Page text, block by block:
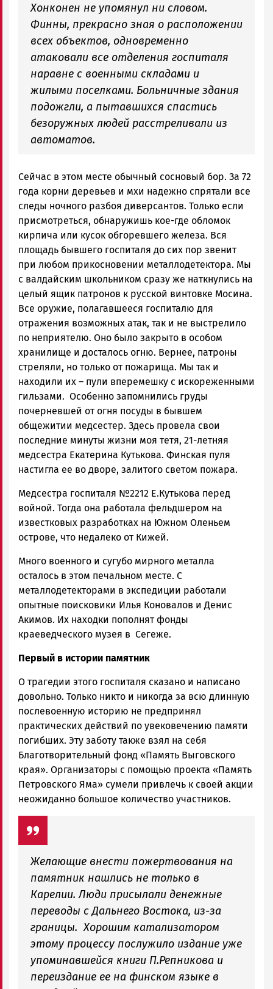
Хонконен не упомянул ни словом.
Финны, прекрасно зная о расположении
всех объектов, одновременно
атаковали все отделения госпиталя
наравне с военными складами и
жилыми поселками. Больничные здания
подожгли, а пытавшихся спастись
безоружных людей расстреливали из
автоматов.
Сейчас в этом месте обычный сосновый бор. За 72
года корни деревьев и мхи надежно спрятали все
следы ночного разбоя диверсантов. Только если
присмотреться, обнаружишь кое-где обломок
кирпича или кусок обгоревшего железа. Вся
площадь бывшего госпиталя до сих пор звенит
при любом прикосновении металлодетектора. Мы
с валдайским школьником сразу же наткнулись на
целый ящик патронов к русской винтовке Мосина.
Все оружие, полагавшееся госпиталю для
отражения возможных атак, так и не выстрелило
по неприятелю. Оно было закрыто в особом
хранилище и досталось огню. Вернее, патроны
стреляли, но только от пожарища. Мы так и
находили их – пули вперемешку с искореженными
гильзами. Особенно запомнились груды
почерневшей от огня посуды в бывшем
общежитии медсестер. Здесь провела свои
последние минуты жизни моя тетя, 21-летняя
медсестра Екатерина Кутькова. Финская пуля
настигла ее во дворе, залитого светом пожара.
Медсестра госпиталя №2212 Е.Кутькова перед
войной. Тогда она работала фельдшером на
известковых разработках на Южном Оленьем
острове, что недалеко от Кижей.
Много военного и сугубо мирного металла
осталось в этом печальном месте. С
металлодетекторами в экспедиции работали
опытные поисковики Илья Коновалов и Денис
Акимов. Их находки пополнят фонды
краеведческого музея в Сегеже.
Первый в истории памятник
О трагедии этого госпиталя сказано и написано
довольно. Только никто и никогда за всю длинную
послевоенную историю не предпринял
практических действий по увековечению памяти
погибших. Эту заботу также взял на себя
Благотворительный фонд «Память Выговского
края». Организаторы с помощью проекта «Память
Петровского Яма» сумели привлечь к своей акции
неожиданно большое количество участников.
Желающие внести пожертвования на
памятник нашлись не только в
Карелии. Люди присылали денежные
переводы с Дальнего Востока, из-за
границы. Хорошим катализатором
этому процессу послужило издание уже
упоминавшейся книги П.Репникова и
переиздание ее на финском языке в